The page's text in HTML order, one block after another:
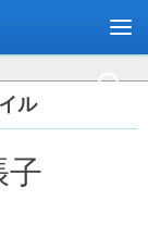
ル
子